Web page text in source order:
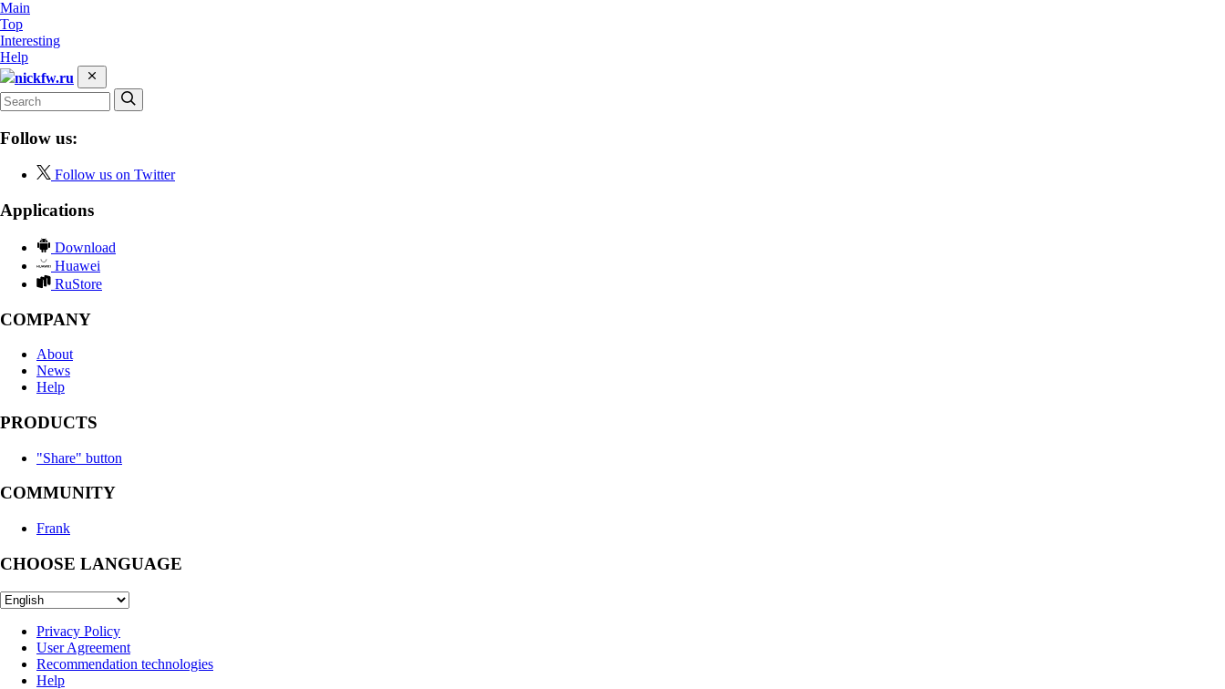
Main
Top
Interesting
Help
nickfw.ru
Follow us:
Follow us on Twitter
Applications
Download
Huawei
RuStore
COMPANY
About
News
Help
PRODUCTS
"Share" button
COMMUNITY
Frank
CHOOSE LANGUAGE
Privacy Policy
User Agreement
Recommendation technologies
Help